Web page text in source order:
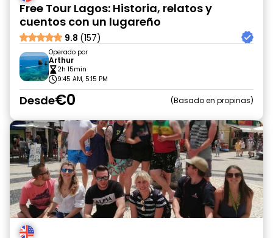
Free Tour Lagos: Historia, relatos y
cuentos con un lugareño
9.8 (157)
Operado por
Arthur
2h 15min
9:45 AM, 5:15 PM
Desde€0 Basado en propinas